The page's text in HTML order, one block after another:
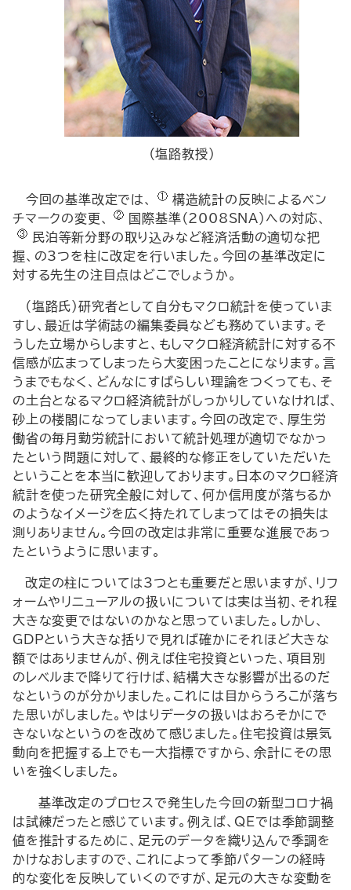
（塩路教授）
―今回の基準改定では、
構造統計の反映によるベン
チマークの変更、
国際基準（2008SNA）への対応、
民泊等新分野の取り込みなど経済活動の適切な把
握、の3つを柱に改定を行いました。今回の基準改定に
対する先生の注目点はどこでしょうか。―
（塩路氏）研究者として自分もマクロ統計を使っていま
すし、最近は学術誌の編集委員なども務めています。そ
うした立場からしますと、もしマクロ経済統計に対する不
信感が広まってしまったら大変困ったことになります。言
うまでもなく、どんなにすばらしい理論をつくっても、そ
の土台となるマクロ経済統計がしっかりしていなければ、
砂上の楼閣になってしまいます。今回の改定で、厚生労
働省の毎月勤労統計において統計処理が適切でなかっ
たという問題に対して、最終的な修正をしていただいた
ということを本当に歓迎しております。日本のマクロ経済
統計を使った研究全般に対して、何か信用度が落ちるか
のようなイメージを広く持たれてしまってはその損失は
測りありません。今回の改定は非常に重要な進展であっ
たというように思います。
改定の柱については3つとも重要だと思いますが、リフ
ォームやリニューアルの扱いについては実は当初、それ程
大きな変更ではないのかなと思っていました。しかし、
GDPという大きな括りで見れば確かにそれほど大きな
額ではありませんが、例えば住宅投資といった、項目別
のレベルまで降りて行けば、結構大きな影響が出るのだ
なというのが分かりました。これには目からうろこが落ち
た思いがしました。やはりデータの扱いはおろそかにで
きないなというのを改めて感じました。住宅投資は景気
動向を把握する上でも一大指標ですから、余計にその思
いを強くしました。
―基準改定のプロセスで発生した今回の新型コロナ禍
は試練だったと感じています。例えば、QEでは季節調整
値を推計するために、足元のデータを織り込んで季調を
かけなおしますので、これによって季節パターンの経時
的な変化を反映していくのですが、足元の大きな変動を